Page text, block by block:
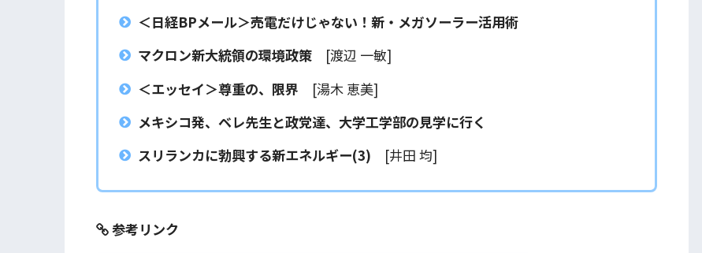
＜日経BPメール＞売電だけじゃない！新・メガソーラー活用術
マクロン新大統領の環境政策[渡辺 一敏]
＜エッセイ＞尊重の、限界 [湯木 恵美]
メキシコ発、ベレ先生と政党達、大学工学部の見学に行く
スリランカに勃興する新エネルギー(3) [井田 均]
参考リンク